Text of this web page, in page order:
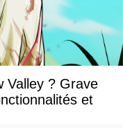
Valley ? Grave
et